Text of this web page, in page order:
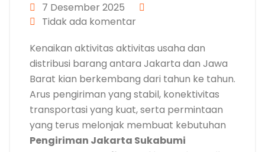
7 Desember 2025
Tidak ada komentar
Kenaikan aktivitas aktivitas usaha dan
distribusi barang antara Jakarta dan Jawa
Barat kian berkembang dari tahun ke tahun.
Arus pengiriman yang stabil, konektivitas
transportasi yang kuat, serta permintaan
yang terus melonjak membuat kebutuhan
Pengiriman Jakarta Sukabumi